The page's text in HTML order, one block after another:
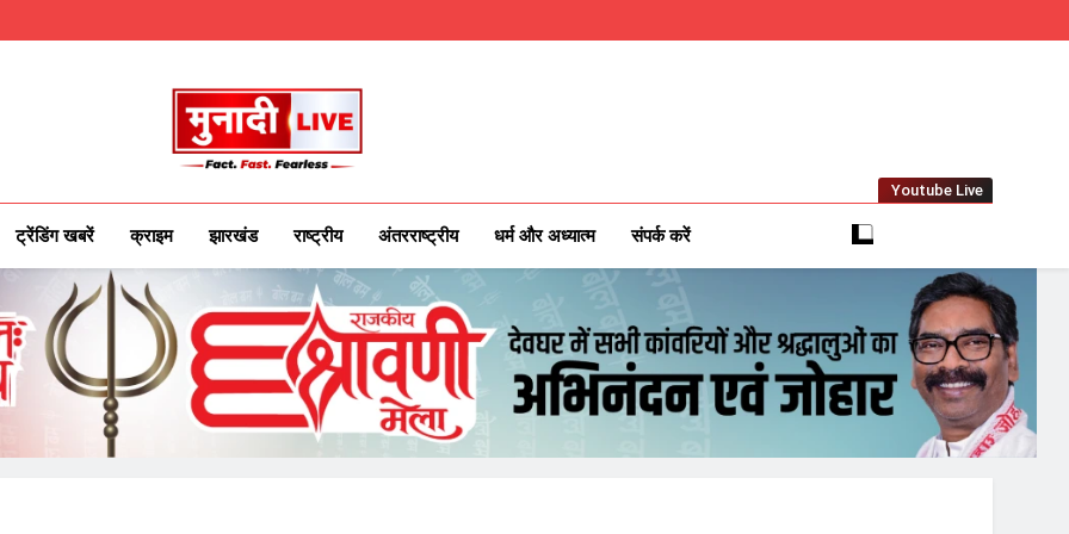
Munadilive.com
Munadi Live – Jharkhand's Leading Local News Network
Youtube Live
ट्रेंडिंग खबरें क्राइम झारखंड राष्ट्रीय अंतरराष्ट्रीय धर्म और अध्यात्म संपर्क करें